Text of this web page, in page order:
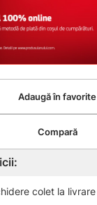
colet la livrare
Adaugă în favorite
Compară